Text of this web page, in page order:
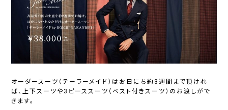
オーダースーツ（テーラーメイド）はお日にち約3週間まで頂けれ
ば、上下スーツや3ピーススーツ（ベスト付きスーツ）のお渡しがで
きます。